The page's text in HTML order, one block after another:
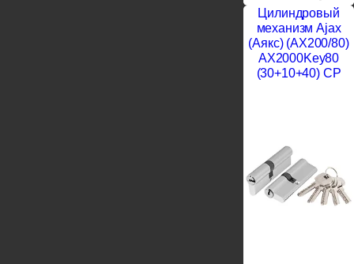
Цилиндровый
механизм Ajax
(Аякс) (AX200/80)
AX2000Key80
(30+10+40) CP